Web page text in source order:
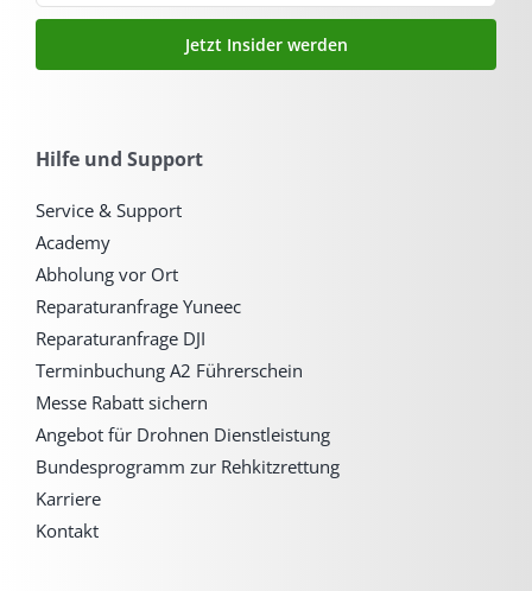
Jetzt Insider werden
Hilfe und Support
Service & Support
Academy
Abholung vor Ort
Reparaturanfrage Yuneec
Reparaturanfrage DJI
Terminbuchung A2 Führerschein
Messe Rabatt sichern
Angebot für Drohnen Dienstleistung
Bundesprogramm zur Rehkitzrettung
Karriere
Kontakt